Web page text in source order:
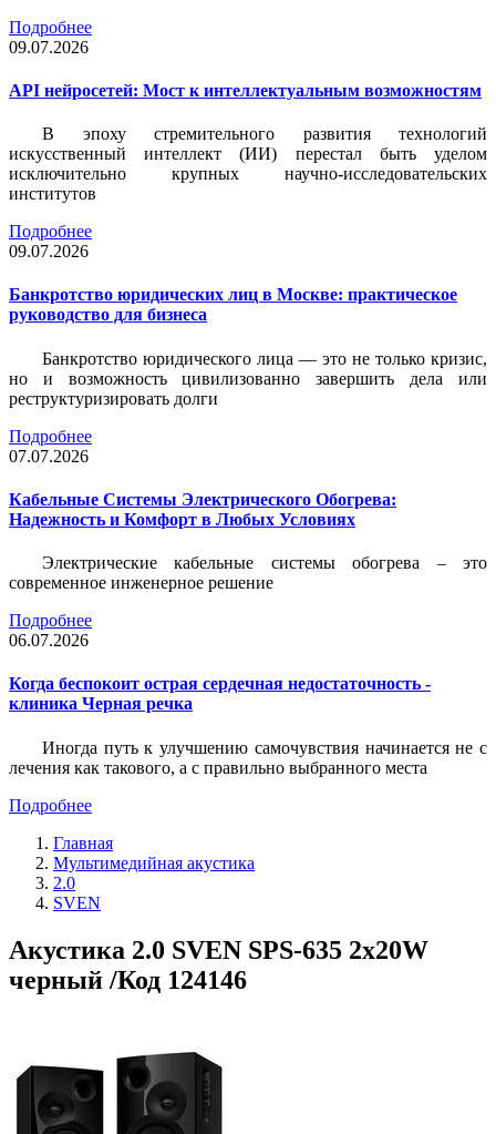
Подробнее
09.07.2026
API нейросетей: Мост к интеллектуальным возможностям
В эпоху стремительного развития технологий
искусственный интеллект (ИИ) перестал быть уделом
исключительно крупных научно-исследовательских
институтов
Подробнее
09.07.2026
Банкротство юридических лиц в Москве: практическое
руководство для бизнеса
Банкротство юридического лица — это не только кризис,
но и возможность цивилизованно завершить дела или
реструктуризировать долги
Подробнее
07.07.2026
Кабельные Системы Электрического Обогрева:
Надежность и Комфорт в Любых Условиях
Электрические кабельные системы обогрева – это
современное инженерное решение
Подробнее
06.07.2026
Когда беспокоит острая сердечная недостаточность -
клиника Черная речка
Иногда путь к улучшению самочувствия начинается не с
лечения как такового, а с правильно выбранного места
Подробнее
Главная
Мультимедийная акустика
2.0
SVEN
Акустика 2.0 SVEN SPS-635 2х20W
черный /Код 124146